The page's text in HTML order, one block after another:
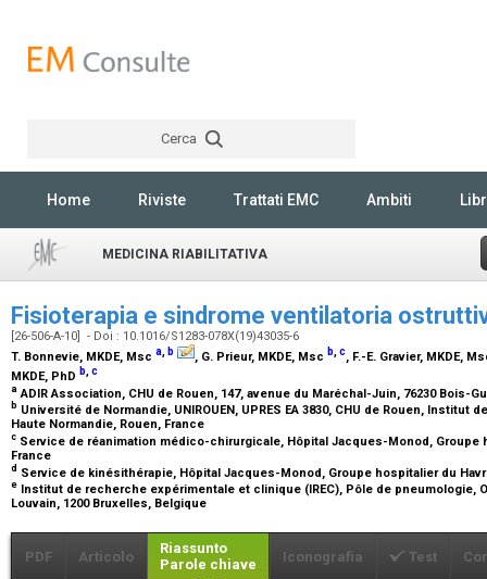
Cerca
Home Riviste Trattati EMC Ambiti
MEDICINA RIABILITATIVA
Fisioterapia e sindrome ventilatoria
[26-506-A-10] - Doi : 10.1016/S1283-078X(19)43035-6
T. Bonnevie, MKDE, Msc a, b , G. Prieur, MKDE, Msc b,c, F.-E. Gravier, MKDE,
MKDE, PhD b c
a ADIR Association, CHU de Rouen, 147, avenue du Maréchal-Juin, 76230 Bois-
b Université de Normandie, UNIROUEN, UPRES EA 3830, CHU de Rouen,
Haute Normandie, Rouen, France
c Service de réanimation médico-chirurgicale, Hôpital Jacques-Monod, Groupe
France
d Service de kinésithérapie, Hôpital Jacques-Monod, Groupe hospitalier du
e Institut de recherche expérimentale et clinique (IREC), Pôle de pneumologie,
Louvain, 1200 Bruxelles, Belgique
PDF Articolo
Riassunto
Parole chiave
Iconografia Test